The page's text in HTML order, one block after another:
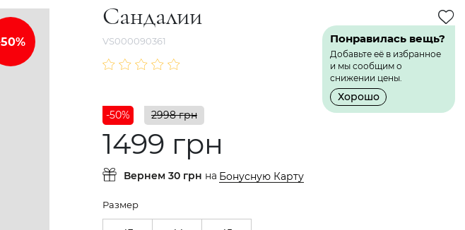
Сандалии
VS000090361 Понравилась вещь?
Добавьте её в избранное
и мы сообщим о
снижении цены.
Хорошо
-50%
2998 грн
1499 грн
Вернем 30 грн на Бонусную Карту
Размер